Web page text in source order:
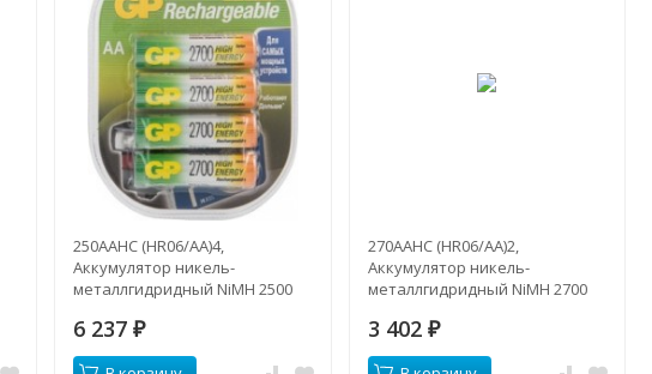
250AAHC (HR06/AA)4,
Аккумулятор никель-
металлгидридный NiMH 2500
6 237₽
270AAHC (HR06/AA)2,
Аккумулятор никель-
металлгидридный NiMH 2700
3 402 ₽